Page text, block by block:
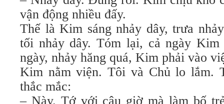
vận động nhiều đấy.
Thế là Kim sáng nhảy dây, trưa
tối nhảy dây. Tóm lại, cả ngày
ngày, nhảy hăng quá, Kim phải vào
Kim nằm viện. Tôi và Chủ lo lắm.
thắc mắc:
– Này. Tớ với cậu giờ mà làm bố